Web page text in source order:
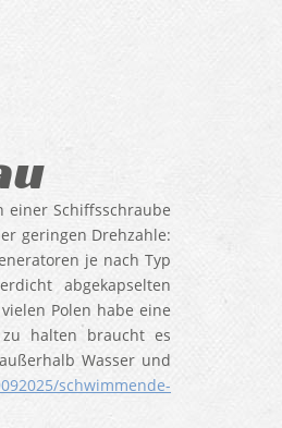
Schiffsschraube
geringen Drehzahle:
je nach Typ
abgekapselten
Polen habe eine
halten braucht es
Wasser und
schwimmende-